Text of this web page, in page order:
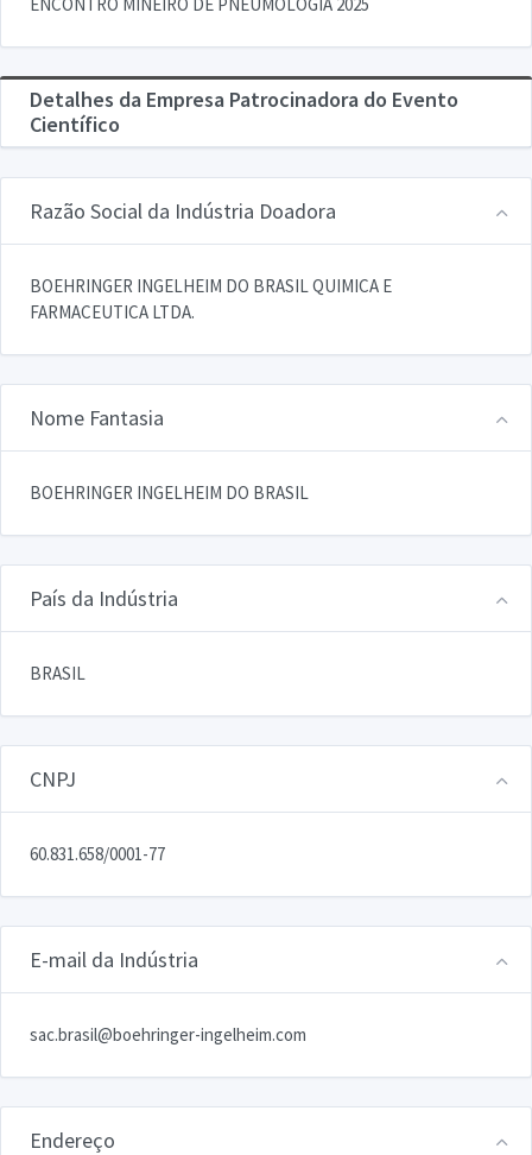
Detalhes da Empresa Patrocinadora do Evento
Científico
Razão Social da Indústria Doadora
BOEHRINGER INGELHEIM DO BRASIL QUIMICA E
FARMACEUTICA LTDA.
Nome Fantasia
BOEHRINGER INGELHEIM DO BRASIL
País da Indústria
BRASIL
CNPJ
60.831.658/0001-77
E-mail da Indústria
sac.brasil@boehringer-ingelheim.com
Endereço